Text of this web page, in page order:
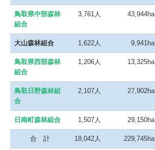
鳥取県中部森林
組合
3,761人 43,944ha
大山森林組合 1,622人 9,941ha
鳥取県西部森林
組合
1,206人 13,325ha
鳥取日野森林組
合
2,107人 27,902ha
日南町森林組合 1,507人 29,150ha
合 計 18,042人 229,745ha